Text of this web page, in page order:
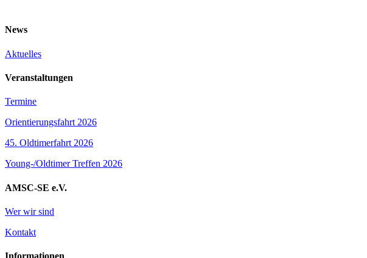
News
Aktuelles
Veranstaltungen
Termine
Orientierungsfahrt 2026
45. Oldtimerfahrt 2026
Young-/Oldtimer Treffen 2026
AMSC-SE e.V.
Wer wir sind
Kontakt
Informationen